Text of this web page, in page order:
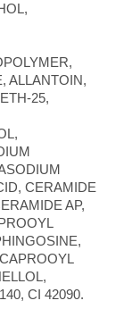
ALLANTOIN,
25,
CERAMIDE
AP,
CI 42090.